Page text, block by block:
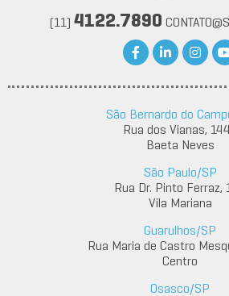
(11) 4122.7890
São Bernardo do
Rua dos Vianas,
Baeta Neves
São Paulo/SP
Rua Dr. Pinto Ferraz,
Vila Mariana
Guarulhos/SP
Rua Maria de Castro
Centro
Osasco/SP